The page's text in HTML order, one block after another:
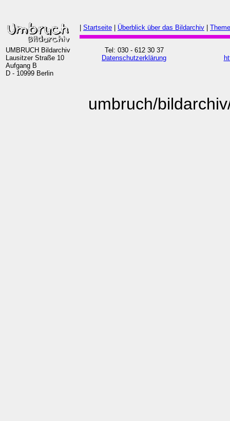
Startseite Überblick über das Bildarchiv
UMBRUCH Bildarchiv
Lausitzer Straße 10
Aufgang B
D - 10999 Berlin
Tel: 030 - 612 30 37
Datenschutzerklärung
umbruch/